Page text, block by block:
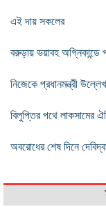
এই দায় সকলের
বরুড়ায় ভয়াবহ অগ্নিকান্ডে
নিজেকে প্রধানমন্ত্রী
বিলুপ্তির পথে লাকসামের
অবরোধের শেষ দিনে